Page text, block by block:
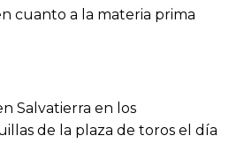
cuanto a la materia prima
Salvatierra en los
de la plaza de toros el día